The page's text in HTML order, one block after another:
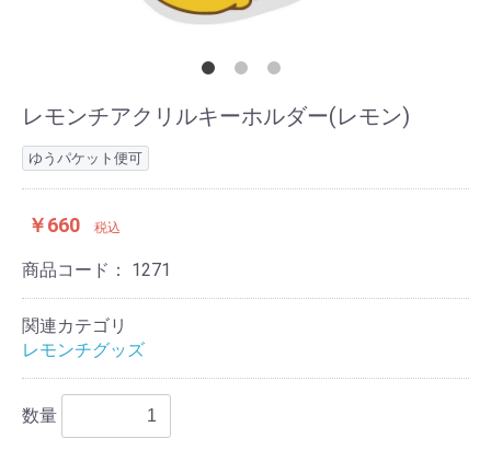
レモンチアクリルキーホルダー(レモン)
ゆうパケット便可
￥660 税込
商品コード： 1271
関連カテゴリ
レモンチグッズ
数量